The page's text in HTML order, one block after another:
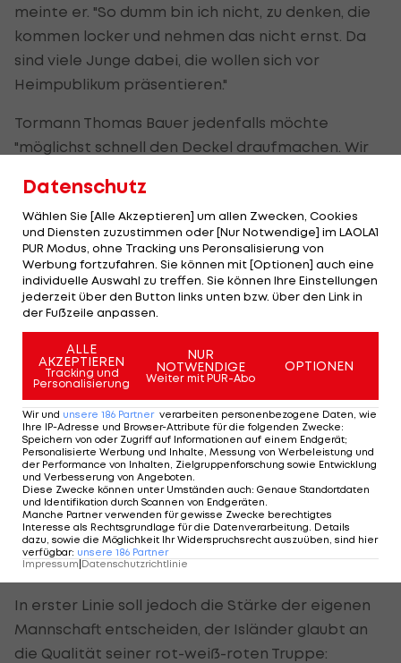
meinte er. "So dumm bin ich nicht, zu denken, die
kommen locker und nehmen das nicht ernst. Da
sind viele Junge dabei, die wollen sich vor
Heimpublikum präsentieren."
Tormann Thomas Bauer jedenfalls möchte
"möglichst schnell den Deckel draufmachen. Wir
Oft beobachtet
Im Heim-Hinspiel im November des Vorjahres
diktierte Österreich beim 35:24 das Geschehen
nach Belieben, überrollte die Gäste gerade zu
Beginn. Vergleiche seien aber nicht statthaft.
"Das war eine andere Mannschaft, sie haben
seitdem einiges geändert. Sie haben gegen
Russland auswärts nur mit zwei Toren verloren und
die vergangenen zwei Partien nicht so schlecht
gespielt", beschrieb Johannesson den Gegner,
eine Mischung aus in Polen, Spanien und
Frankreich engagierten Legionären und
zahlreichen jungen Akteuren.
Mit breiter Brust
In erster Linie soll jedoch die Stärke der eigenen
Mannschaft entscheiden, der Isländer glaubt an
die Qualität seiner rot-weiß-roten Truppe:
Datenschutz
Wählen Sie [Alle Akzeptieren] um allen Zwecken, Cookies
und Diensten zuzustimmen oder [Nur Notwendige] im LAOLA1
PUR Modus, ohne Tracking uns Peronsalisierung von
Werbung fortzufahren. Sie können mit [Optionen] auch eine
individuelle Auswahl zu treffen. Sie können Ihre Einstellungen
jederzeit über den Button links unten bzw. über den Link in
der Fußzeile anpassen.
ALLE
AKZEPTIEREN
Tracking und
Personalisierung
NUR
NOTWENDIGE
Weiter mit PUR-Abo
OPTIONEN
Wir und unsere 186 Partner verarbeiten personenbezogene Daten, wie
Ihre IP-Adresse und Browser-Attribute für die folgenden Zwecke:
Speichern von oder Zugriff auf Informationen auf einem Endgerät;
Personalisierte Werbung und Inhalte, Messung von Werbeleistung und
der Performance von Inhalten, Zielgruppenforschung sowie Entwicklung
und Verbesserung von Angeboten.
Diese Zwecke können unter Umständen auch: Genaue Standortdaten
und Identifikation durch Scannen von Endgeräten.
Manche Partner verwenden für gewisse Zwecke berechtigtes
Interesse als Rechtsgrundlage für die Datenverarbeitung. Details
dazu, sowie die Möglichkeit Ihr Widerspruchsrecht auszuüben, sind hier
verfügbar: unsere 186 Partner
Impressum Datenschutzrichtlinie